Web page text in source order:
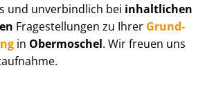
und unverbindlich bei inhaltlichen
Fragestellungen zu Ihrer Grund­
in Obermoschel. Wir freuen uns